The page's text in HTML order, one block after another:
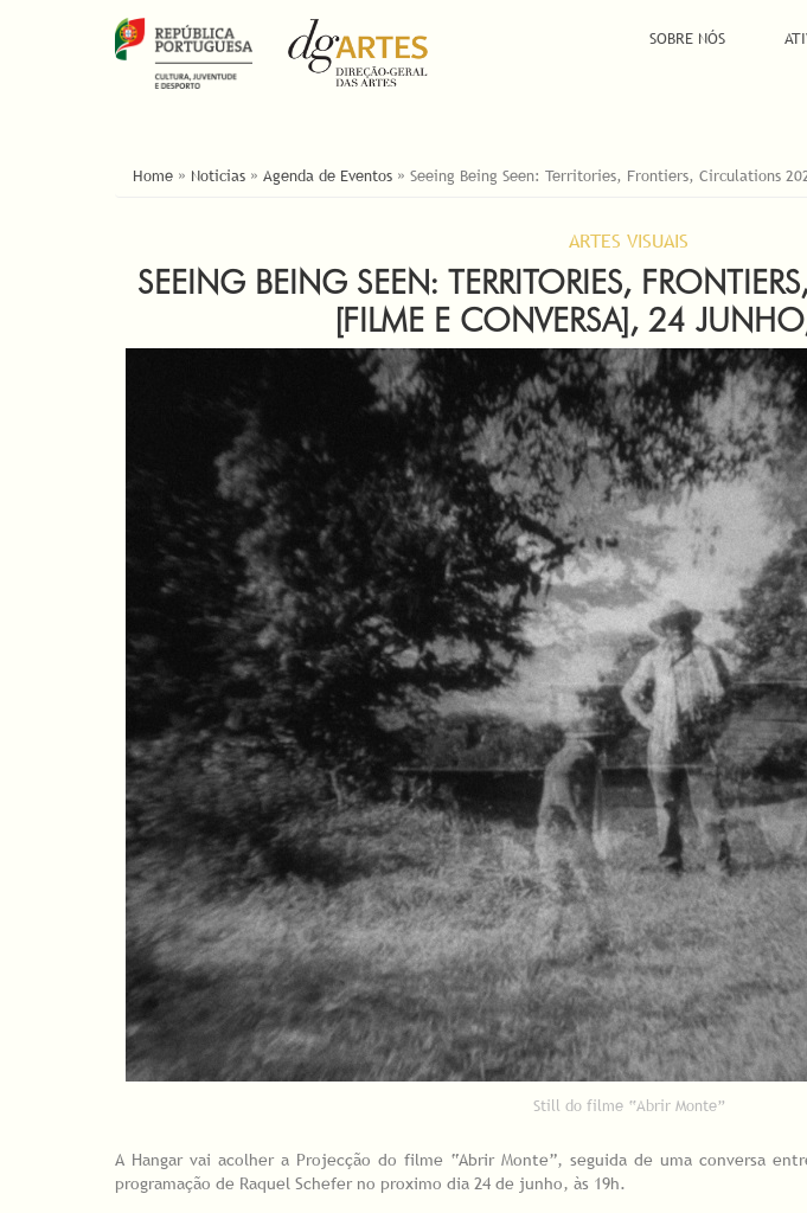
SOBRE NÓS
ESTÁ AQUI
Home » Noticias » Agenda de Eventos » Seeing Being Seen: Territories, Frontiers, Circulations
ARTES VISUAIS
SEEING BEING SEEN: TERRITORIES,
[FILME E CONVERSA], 24
Still do filme “Abrir Monte”
A Hangar vai acolher a Projecção do filme “Abrir Monte”, seguida de uma conversa
programação de Raquel Schefer no proximo dia 24 de junho, às 19h.